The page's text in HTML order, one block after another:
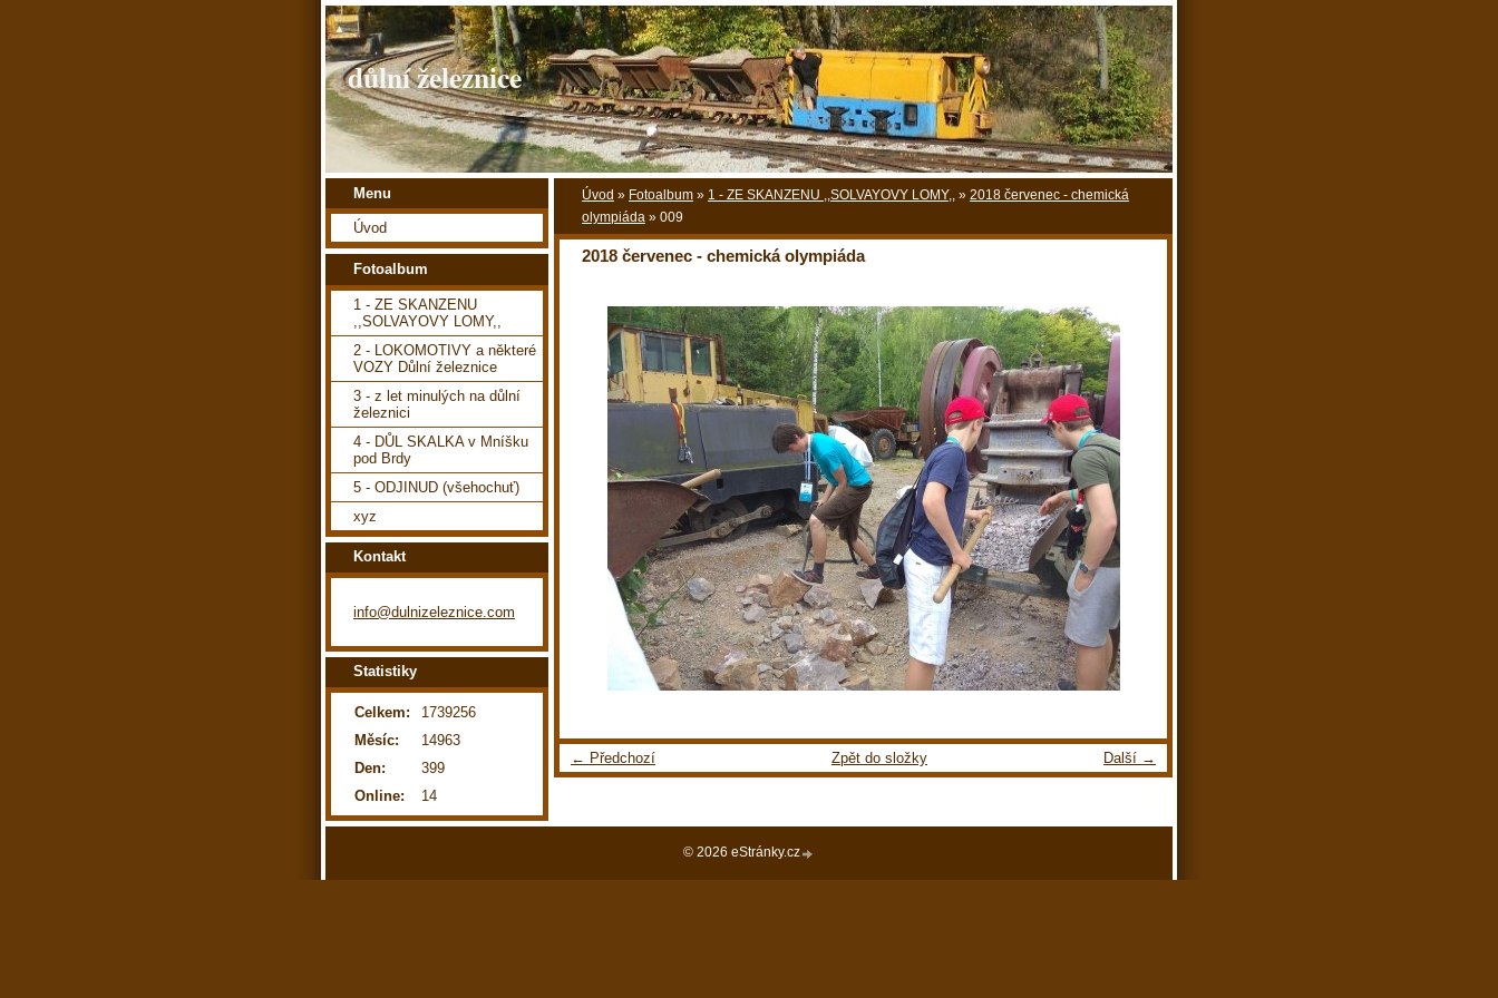
důlní železnice
Úvod » Fotoalbum » 1 - ZE SKANZENU ,,SOLVAYOVY LOMY,, » 2018 červenec - chemická
olympiáda » 009
2018 červenec - chemická olympiáda
← Předchozí Další →
Zpět do složky
Menu
Úvod
Fotoalbum
1 - ZE SKANZENU
,,SOLVAYOVY LOMY,,
2 - LOKOMOTIVY a některé
VOZY Důlní železnice
3 - z let minulých na důlní
železnici
4 - DŮL SKALKA v Mníšku
pod Brdy
5 - ODJINUD (všehochuť)
xyz
Kontakt
info@dulnizeleznice.com
Statistiky
Online: 14
Celkem:
1739256
Měsíc:
14963
Den:
399
© 2026 eStránky.cz